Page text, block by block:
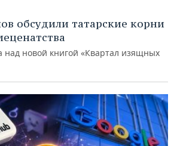
обсудили татарские корни
над новой книгой «Квартал изящных